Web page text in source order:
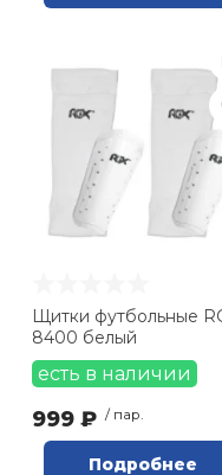
Щитки футбольные
8400 белый
есть в наличии
999 ₽ / пар.
Подробнее